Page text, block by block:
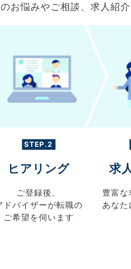
お悩みやご相談、求人紹
STEP.2
ヒアリング
ご登録後、
ドバイザーが転職の
ご希望を伺います
求
豊富な
あなた